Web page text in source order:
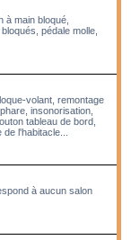
à main bloqué,
pédale molle,
volant, remontage
insonorisation,
tableau de bord,
l'habitacle...
à aucun salon